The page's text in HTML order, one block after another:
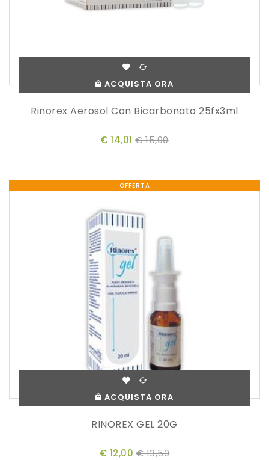
ACQUISTA ORA
Rinorex Aerosol Con Bicarbonato 25fx3ml
€ 14,01 € 15,90
OFFERTA
ACQUISTA ORA
RINOREX GEL 20G
€ 12,00 € 13,50